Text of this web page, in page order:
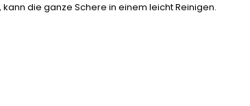
die ganze Schere in einem leicht Reinigen.